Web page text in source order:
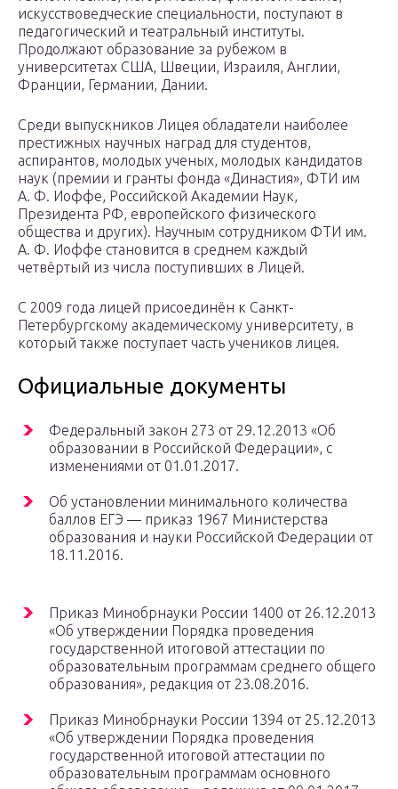
искусствоведческие специальности, поступают в
педагогический и театральный институты.
Продолжают образование за рубежом в
университетах США, Швеции, Израиля, Англии,
Франции, Германии, Дании.
Среди выпускников Лицея обладатели наиболее
престижных научных наград для студентов,
аспирантов, молодых ученых, молодых кандидатов
наук (премии и гранты фонда «Династия», ФТИ им
А. Ф. Иоффе, Российской Академии Наук,
Президента РФ, европейского физического
общества и других). Научным сотрудником ФТИ им.
А. Ф. Иоффе становится в среднем каждый
четвёртый из числа поступивших в Лицей.
С 2009 года лицей присоединён к Санкт-
Петербургскому академическому университету, в
который также поступает часть учеников лицея.
Официальные документы
Федеральный закон 273 от 29.12.2013 «Об
образовании в Российской Федерации», с
изменениями от 01.01.2017.
Об установлении минимального количества
баллов ЕГЭ — приказ 1967 Министерства
образования и науки Российской Федерации от
18.11.2016.
Приказ Минобрнауки России 1400 от 26.12.2013
«Об утверждении Порядка проведения
государственной итоговой аттестации по
образовательным программам среднего общего
образования», редакция от 23.08.2016.
Приказ Минобрнауки России 1394 от 25.12.2013
«Об утверждении Порядка проведения
государственной итоговой аттестации по
образовательным программам основного